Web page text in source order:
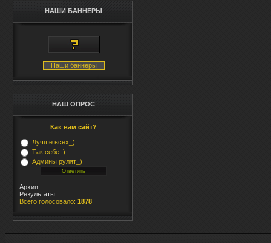
НАШИ БАННЕРЫ
Наши баннеры
НАШ ОПРОС
Как вам сайт?
Лучше всех_)
Так себе_)
Админы рулят_)
Архив
Результаты
Всего голосовало: 1878